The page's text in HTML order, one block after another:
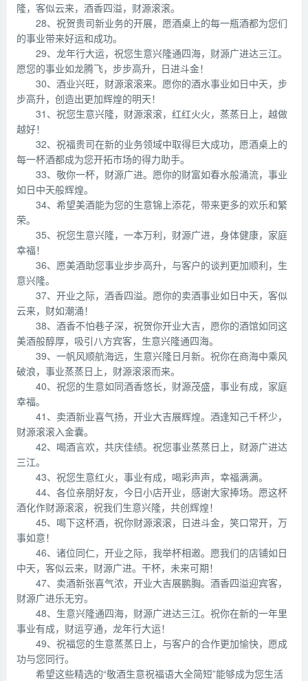
隆，客似云来，酒香四溢，财源滚滚。
28、祝贺贵司新业务的开展，愿酒桌上的每一瓶酒都为您们
的事业带来好运和成功。
29、龙年行大运，祝您生意兴隆通四海，财源广进达三江。
愿您的事业如龙腾飞，步步高升，日进斗金！
30、酒业兴旺，财源滚滚来。愿你的酒水事业如日中天，步
步高升，创造出更加辉煌的明天！
31、祝您生意兴隆，财源滚滚，红红火火，蒸蒸日上，越做
越好！
32、祝福贵司在新的业务领域中取得巨大成功，愿酒桌上的
每一杯酒都成为您开拓市场的得力助手。
33、敬你一杯，财源广进。愿你的财富如春水般涌流，事业
如日中天般辉煌。
34、希望美酒能为您的生意锦上添花，带来更多的欢乐和繁
荣。
35、祝您生意兴隆，一本万利，财源广进，身体健康，家庭
幸福！
36、愿美酒助您事业步步高升，与客户的谈判更加顺利，生
意兴隆。
37、开业之际，酒香四溢。愿你的卖酒事业如日中天，客似
云来，财如潮涌！
38、酒香不怕巷子深，祝贺你开业大吉，愿你的酒馆如同这
美酒般醇厚，吸引八方宾客，生意兴隆通四海。
39、一帆风顺航海远，生意兴隆日月新。祝你在商海中乘风
破浪，事业蒸蒸日上，财源滚滚而来。
40、祝您的生意如同酒香悠长，财源茂盛，事业有成，家庭
幸福。
41、卖酒新业喜气扬，开业大吉展辉煌。酒逢知己千杯少，
财源滚滚入金囊。
42、喝酒言欢，共庆佳绩。祝您事业蒸蒸日上，财源广进达
三江。
43、祝您生意红火，事业有成，喝彩声声，幸福满满。
44、各位亲朋好友，今日小店开业，感谢大家捧场。愿这杯
酒化作财源滚滚，祝我们生意兴隆，共创辉煌！
45、喝下这杯酒，祝你财源滚滚，日进斗金，笑口常开，万
事如意！
46、诸位同仁，开业之际，我举杯相邀。愿我们的店铺如日
中天，客似云来，财源广进。干杯，未来可期！
47、卖酒新张喜气浓，开业大吉展鹏胸。酒香四溢迎宾客，
财源广进乐无穷。
48、生意兴隆通四海，财源广进达三江。祝你在新的一年里
事业有成，财运亨通，龙年行大运！
49、祝福您的生意蒸蒸日上，与客户的合作更加愉快，愿成
功与您同行。
希望这些精选的“敬酒生意祝福语大全简短”能够成为您生活